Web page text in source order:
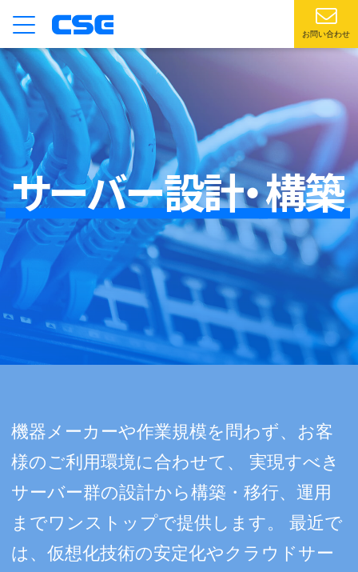
お問い合わせ
サーバー設計・構築
機器メーカーや作業規模を問わず、お客
様のご利用環境に合わせて、 実現すべき
サーバー群の設計から構築・移行、運用
までワンストップで提供します。 最近で
は、仮想化技術の安定化やクラウドサー